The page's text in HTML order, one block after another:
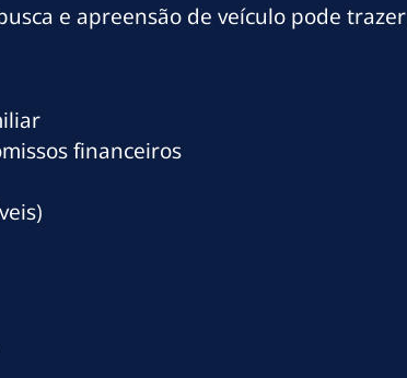
e apreensão de veículo pode
financeiros